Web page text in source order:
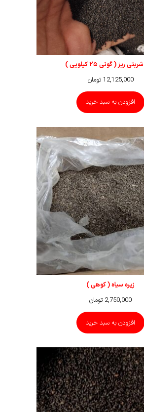
ریز ( گونی ۲۵ کیلویی )
12,125,000 تومان
افزودن به سبد خرید
زیره سیاه ( کوهی )
2,750,000 تومان
افزودن به سبد خرید